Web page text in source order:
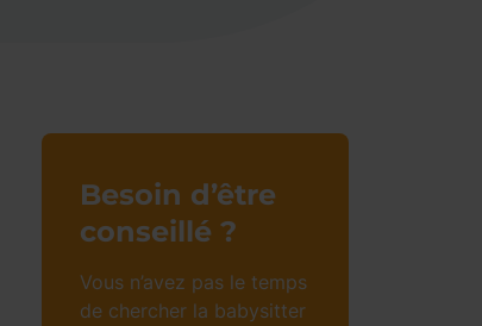
Besoin d’être
conseillé ?
Vous n’avez pas le temps
de chercher la babysitter